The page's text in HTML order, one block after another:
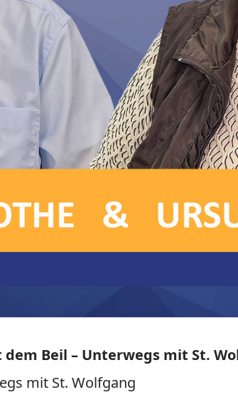
Beil – Unterwegs mit St.
mit St. Wolfgang